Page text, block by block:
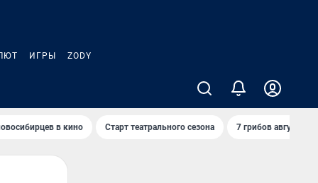
ИГРЫ ZODY
в кино Старт театрального сезона 7 грибов августа